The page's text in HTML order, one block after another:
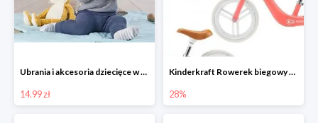
Ubrania i akcesoria dziecięce w Lidlu Online od 14,99 zł
14.99 zł
Kinderkraft Rowerek biegowy Fly
28%